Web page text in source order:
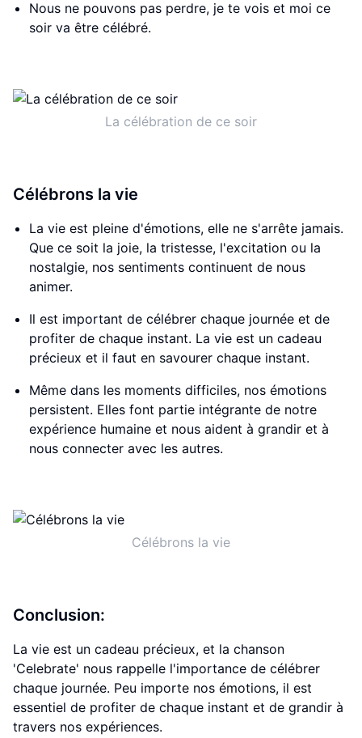
Nous ne pouvons pas perdre, je te vois et moi ce
soir va être célébré.
La célébration de ce soir
Célébrons la vie
La vie est pleine d'émotions, elle ne s'arrête jamais.
Que ce soit la joie, la tristesse, l'excitation ou la
nostalgie, nos sentiments continuent de nous
animer.
Il est important de célébrer chaque journée et de
profiter de chaque instant. La vie est un cadeau
précieux et il faut en savourer chaque instant.
Même dans les moments difficiles, nos émotions
persistent. Elles font partie intégrante de notre
expérience humaine et nous aident à grandir et à
nous connecter avec les autres.
Célébrons la vie
Conclusion:
La vie est un cadeau précieux, et la chanson
'Celebrate' nous rappelle l'importance de célébrer
chaque journée. Peu importe nos émotions, il est
essentiel de profiter de chaque instant et de grandir à
travers nos expériences.